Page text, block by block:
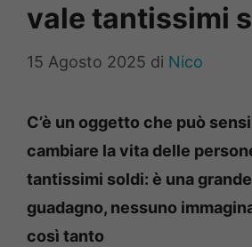
vale tantissimi
15 Agosto 2025 di Nico
C’è un oggetto che può
cambiare la vita delle
tantissimi soldi: è una
guadagno, nessuno
così tanto